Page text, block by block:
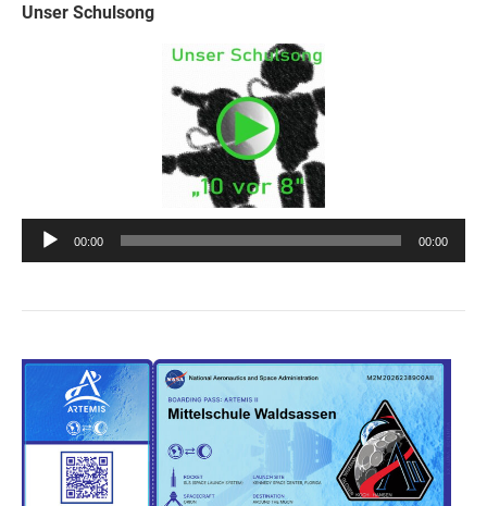
Unser Schulsong
Audio-
00:00 00:00